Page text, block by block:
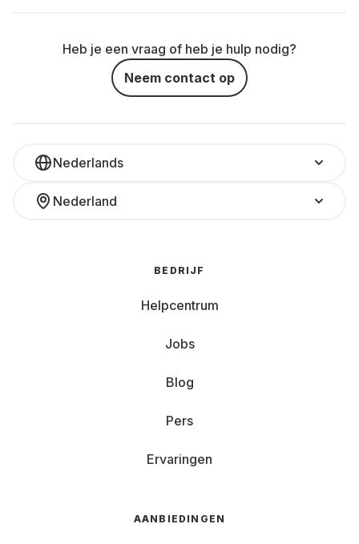
Heb je een vraag of heb je hulp nodig?
Neem contact op
Nederlands
Nederland
BEDRIJF
Helpcentrum
Jobs
Blog
Pers
Ervaringen
AANBIEDINGEN